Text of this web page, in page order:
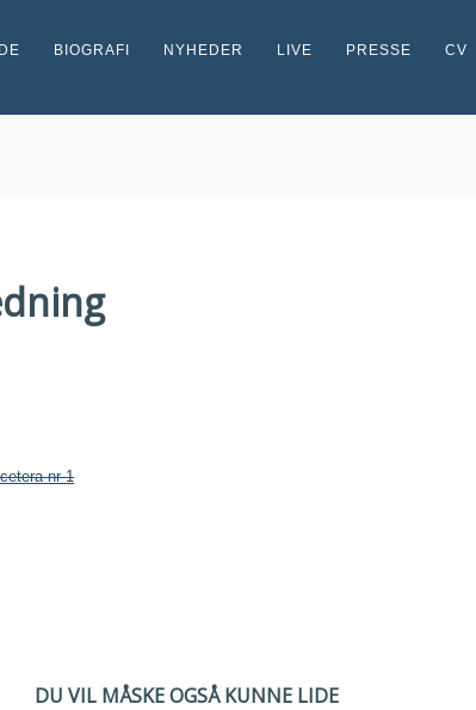
BIOGRAFI NYHEDER LIVE PRESSE CV
nr-1
DU VIL MÅSKE OGSÅ KUNNE LIDE